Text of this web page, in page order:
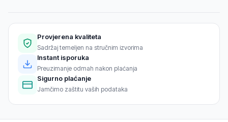
Provjerena kvaliteta
Sadržaj temeljen na stručnim izvorima
Instant isporuka
Preuzimanje odmah nakon plaćanja
Sigurno plaćanje
Jamčimo zaštitu vaših podataka